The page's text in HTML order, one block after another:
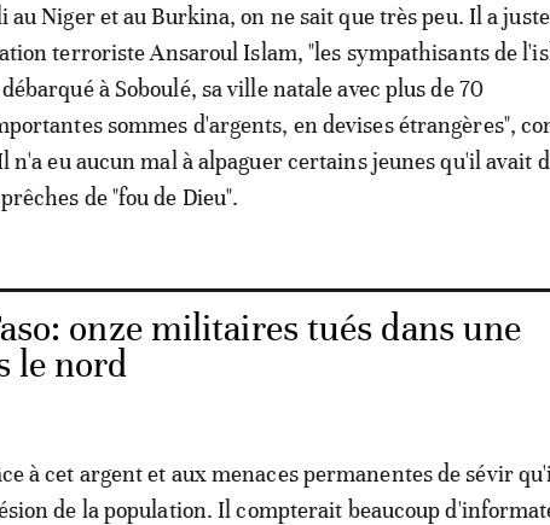
au Niger et au Burkina, on ne sait que très peu. Il a juste
terroriste Ansaroul Islam, "les sympathisants de
à Soboulé, sa ville natale avec plus de 70
sommes d'argents, en devises étrangères",
n'a eu aucun mal à alpaguer certains jeunes qu'il avait
de "fou de Dieu".
onze militaires tués dans une
le nord
à cet argent et aux menaces permanentes de sévir
de la population. Il compterait beaucoup